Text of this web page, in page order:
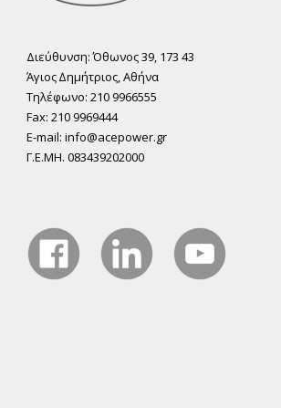
Διεύθυνση: Όθωνος 39, 173 43
Άγιος ∆ηµήτριος, Αθήνα
Τηλέφωνο: 210 9966555
Fax: 210 9969444
E-mail: info@acepower.gr
Γ.Ε.ΜΗ. 083439202000